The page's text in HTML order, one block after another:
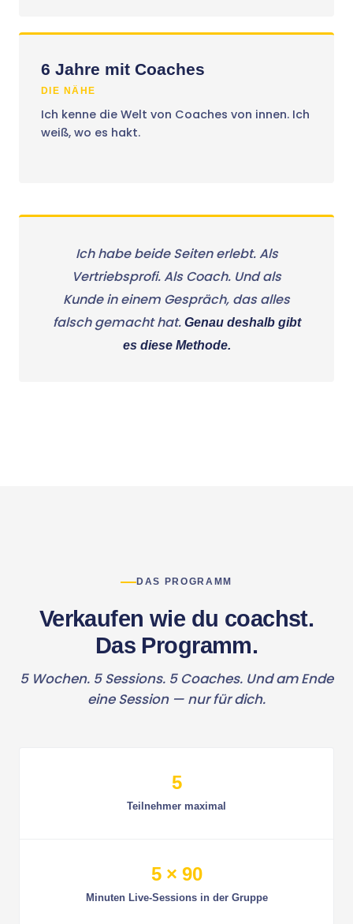
6 Jahre mit Coaches
DIE NÄHE
Ich kenne die Welt von Coaches von innen. Ich
weiß, wo es hakt.
Ich habe beide Seiten erlebt. Als
Vertriebsprofi. Als Coach. Und als
Kunde in einem Gespräch, das alles
falsch gemacht hat. Genau deshalb gibt
es diese Methode.
DAS PROGRAMM
Verkaufen wie du coachst.
Das Programm.
5 Wochen. 5 Sessions. 5 Coaches. Und am Ende
eine Session — nur für dich.
5
Teilnehmer maximal
5 × 90
Minuten Live-Sessions in der Gruppe